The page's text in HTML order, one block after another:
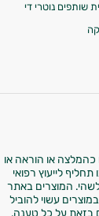
שותפים נוטרי די
כהמלצה או הוראה או
לייעוץ רפואי
המוצרים באתר
עשוי להוביל
בזאת על כל טענה,